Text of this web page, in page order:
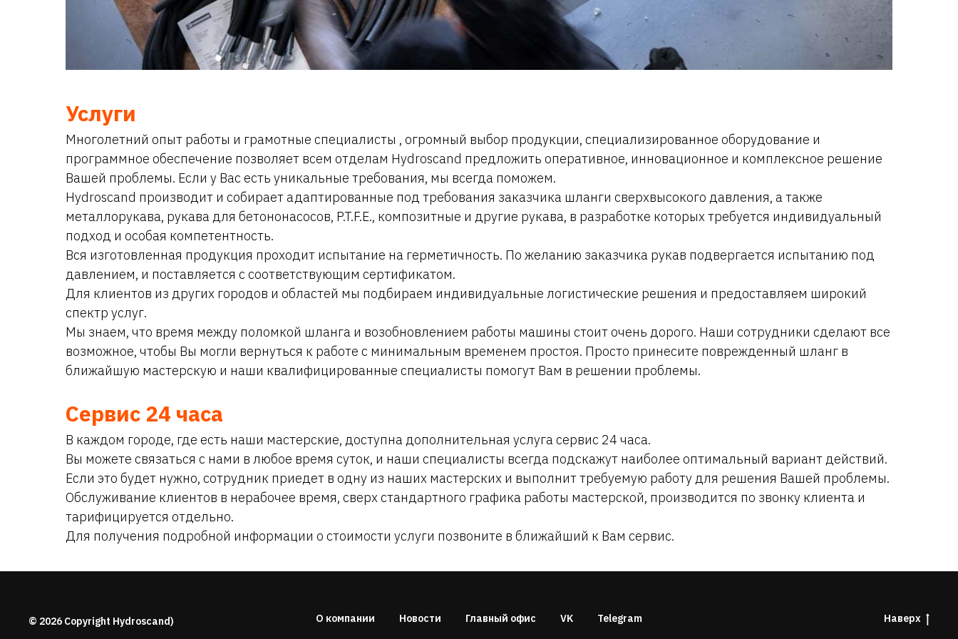
Услуги
Многолетний опыт работы и грамотные специалисты , огромный выбор продукции, специализированное оборудование и
программное обеспечение позволяет всем отделам Hydroscand предложить оперативное, инновационное и комплексное решение
Вашей проблемы. Если у Вас есть уникальные требования, мы всегда поможем.
Hydroscand производит и собирает адаптированные под требования заказчика шланги сверхвысокого давления, а также
металлорукава, рукава для бетононасосов, P.T.F.E., композитные и другие рукава, в разработке которых требуется индивидуальный
подход и особая компетентность.
Вся изготовленная продукция проходит испытание на герметичность. По желанию заказчика рукав подвергается испытанию под
давлением, и поставляется с соответствующим сертификатом.
Для клиентов из других городов и областей мы подбираем индивидуальные логистические решения и предоставляем широкий
спектр услуг.
Мы знаем, что время между поломкой шланга и возобновлением работы машины стоит очень дорого. Наши сотрудники сделают все
возможное, чтобы Вы могли вернуться к работе с минимальным временем простоя. Просто принесите поврежденный шланг в
ближайшую мастерскую и наши квалифицированные специалисты помогут Вам в решении проблемы.
Сервис 24 часа
В каждом городе, где есть наши мастерские, доступна дополнительная услуга сервис 24 часа.
Вы можете связаться с нами в любое время суток, и наши специалисты всегда подскажут наиболее оптимальный вариант действий.
Если это будет нужно, сотрудник приедет в одну из наших мастерских и выполнит требуемую работу для решения Вашей проблемы.
Обслуживание клиентов в нерабочее время, сверх стандартного графика работы мастерской, производится по звонку клиента и
тарифицируется отдельно.
Для получения подробной информации о стоимости услуги позвоните в ближайший к Вам сервис.
© 2026 Copyright Hydroscand) О компании Новости Главный офис VK Telegram Наверх